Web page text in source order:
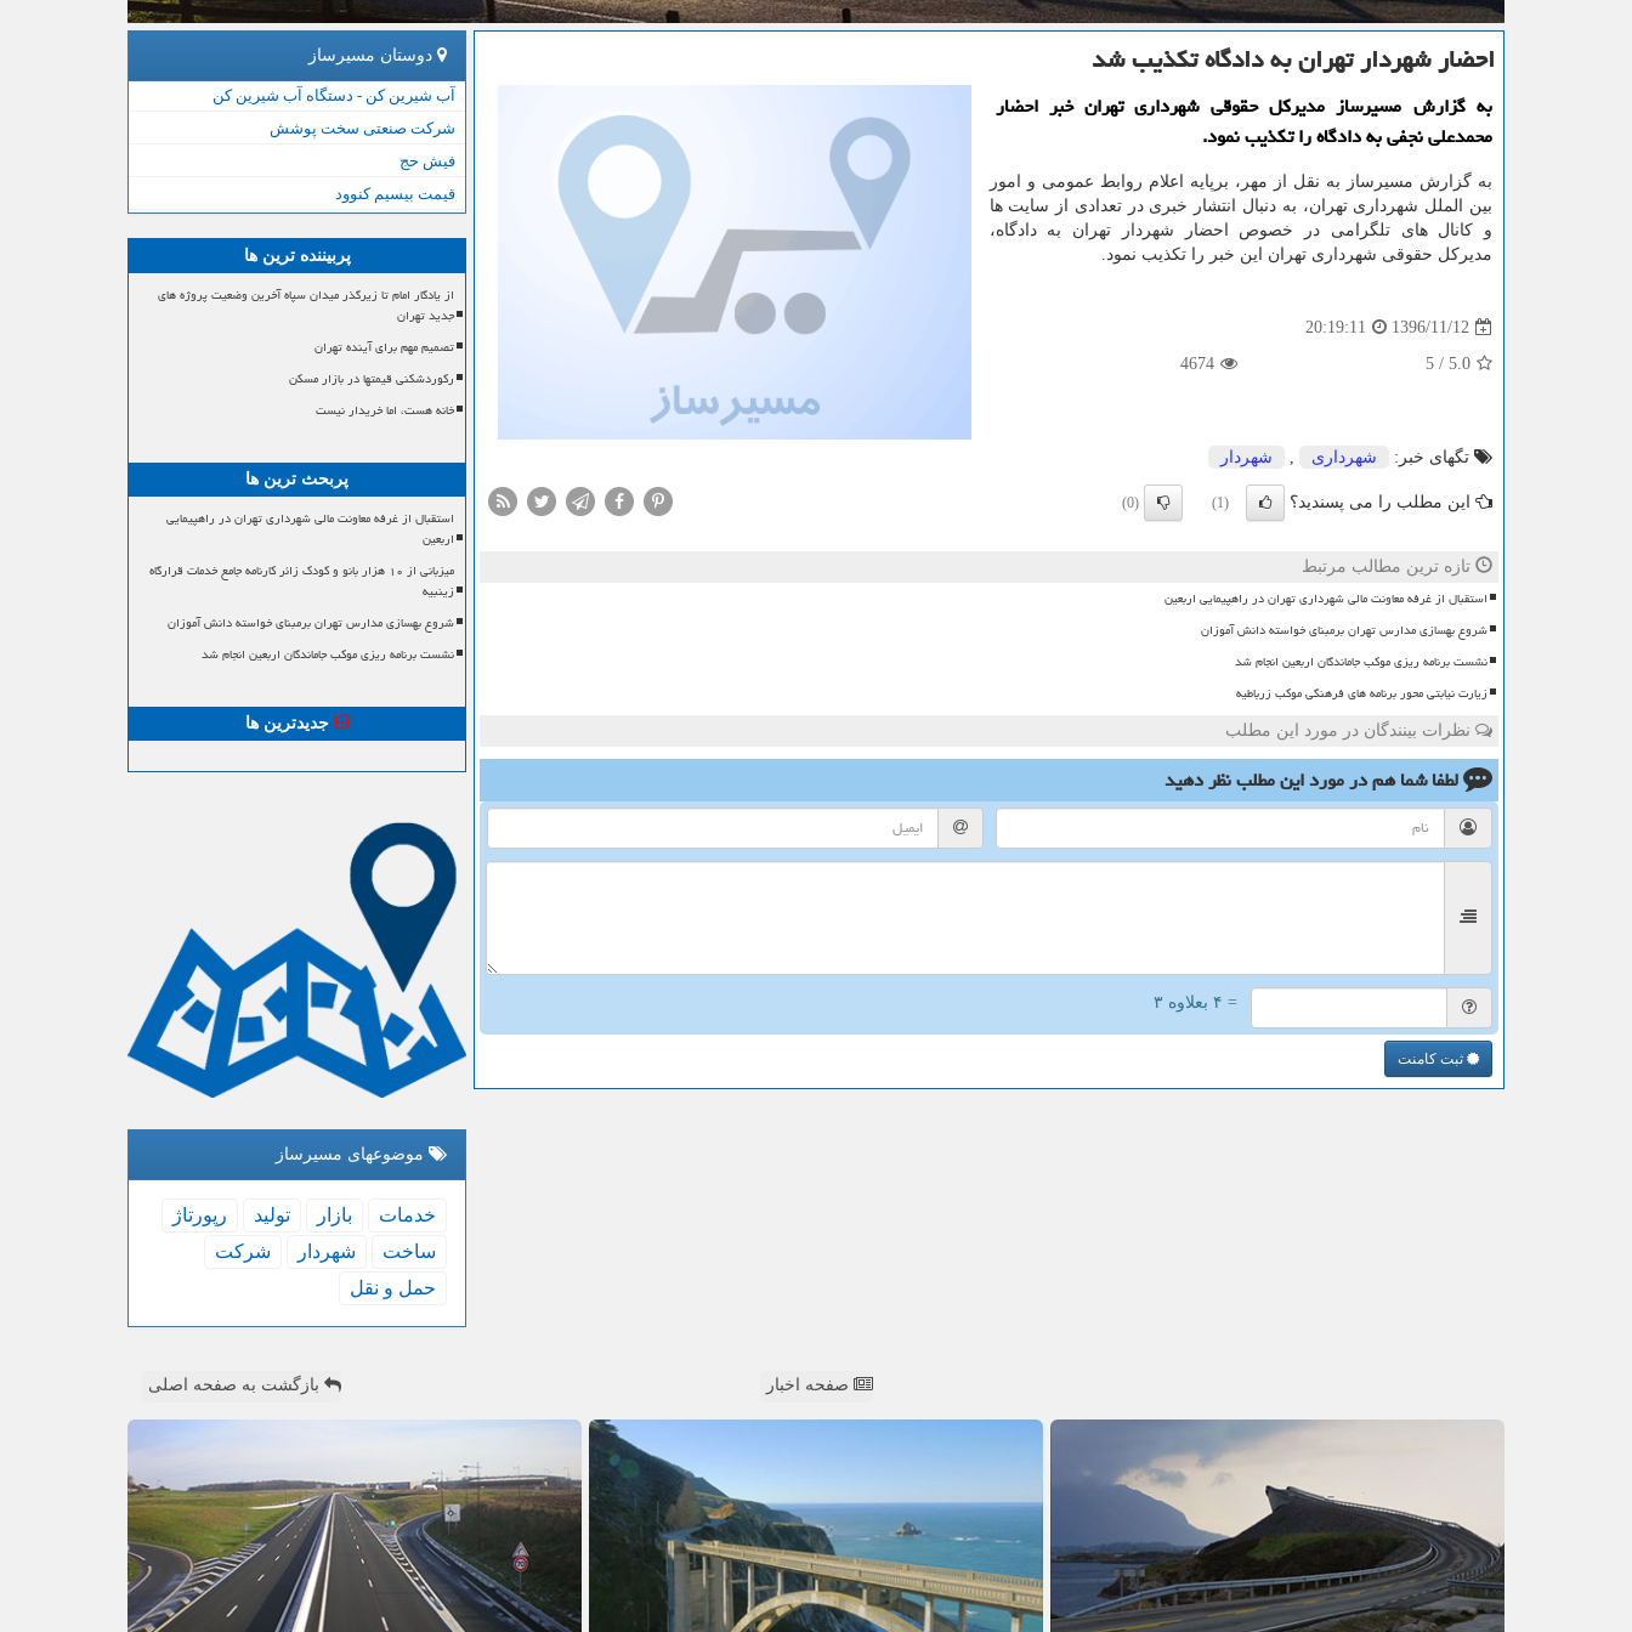
احضار شهردار تهران به دادگاه تكذیب شد
به گزارش مسیرساز مدیركل حقوقی شهرداری تهران خبر احضار
محمدعلی نجفی به دادگاه را تكذیب نمود.
به گزارش مسیرساز به نقل از مهر، برپایه اعلام روابط عمومی و امور
بین الملل شهرداری تهران، به دنبال انتشار خبری در تعدادی از سایت ها
و كانال های تلگرامی در خصوص احضار شهردار تهران به دادگاه،
مدیركل حقوقی شهرداری تهران این خبر را تكذیب نمود.
1396/11/12
20:19:11
5.0
/
5
4674
تگهای خبر: شهرداری شهردار
این مطلب را می پسندید؟ (1)
(0)
تازه ترین مطالب مرتبط
استقبال از غرفه معاونت مالی شهرداری تهران در راهپیمایی اربعین
شروع بهسازی مدارس تهران برمبنای خواسته دانش آموزان
نشست برنامه ریزی موکب جاماندگان اربعین انجام شد
زیارت نیابتی محور برنامه های فرهنگی موکب زرباطیه
نظرات بینندگان در مورد این مطلب
لطفا شما همدر مورد این مطلبنظر دهید
= ۴ بعلاوه ۳
ثبت کامنت
دوستان مسیرساز
آب شیرین کن - دستگاه آب شیرین کن
شرکت صنعتی سخت پوشش
فیش حج
قیمت بیسیم کنوود
پربیننده ترین ها
از یادگار امام تا زیرگذر میدان سپاه آخرین وضعیت پروژه های
جدید تهران
تصمیم مهم برای آینده تهران
رکوردشکنی قیمتها در بازار مسکن
خانه هست، اما خریدار نیست
پربحث ترین ها
استقبال از غرفه معاونت مالی شهرداری تهران در راهپیمایی
اربعین
میزبانی از ۱۰ هزار بانو و کودک زائر کارنامه جامع خدمات قرارگاه
زینبیه
شروع بهسازی مدارس تهران برمبنای خواسته دانش آموزان
نشست برنامه ریزی موکب جاماندگان اربعین انجام شد
جدیدترین ها
موضوعهای مسیرساز
خدمات بازار تولید
رپورتاژ
ساخت
شهردار
شركت
حمل و نقل
صفحه اخبار بازگشت به صفحه اصلی